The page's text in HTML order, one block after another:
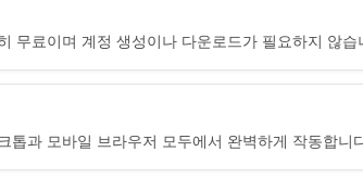
무료이며 계정 생성이나 다운로드가 필요하지 않습
톱과 모바일 브라우저 모두에서 완벽하게 작동합니